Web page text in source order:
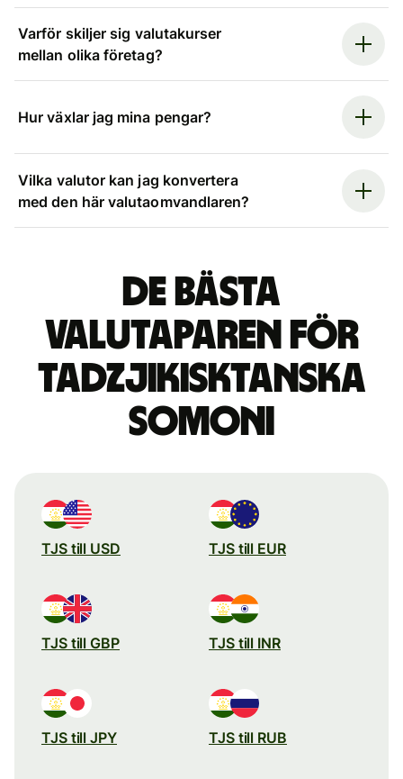
Varför skiljer sig valutakurser
mellan olika företag?
Hur växlar jag mina pengar?
Vilka valutor kan jag konvertera
med den här valutaomvandlaren?
De bästa
valutaparen för
tadzjikisktanska
somoni
TJS till USD TJS till EUR
TJS till GBP TJS till INR
TJS till JPY TJS till RUB